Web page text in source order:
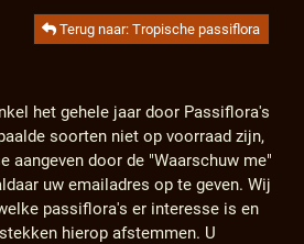
Terug naar: Tropische passiflora
het gehele jaar door Passiflora's
soorten niet op voorraad zijn,
aangeven door de "Waarschuw me"
uw emailadres op te geven. Wij
passiflora's er interesse is en
hierop afstemmen. U